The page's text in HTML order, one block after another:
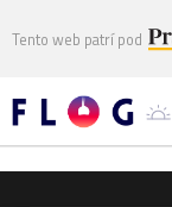
Tento web patrí pod